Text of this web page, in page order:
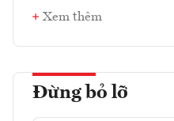
Xem thêm
Đừng bỏ lỡ